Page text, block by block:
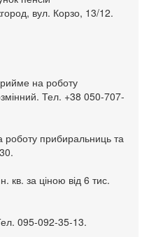
вул. Корзо, 13/12.
на роботу
Тел. +38 050-707-
прибиральниць та
кв. за ціною від 6 тис.
095-092-35-13.